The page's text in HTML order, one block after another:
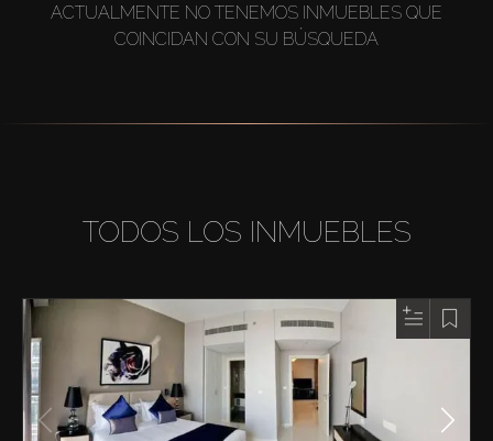
ACTUALMENTE NO TENEMOS INMUEBLES QUE
COINCIDAN CON SU BÚSQUEDA
TODOS LOS INMUEBLES